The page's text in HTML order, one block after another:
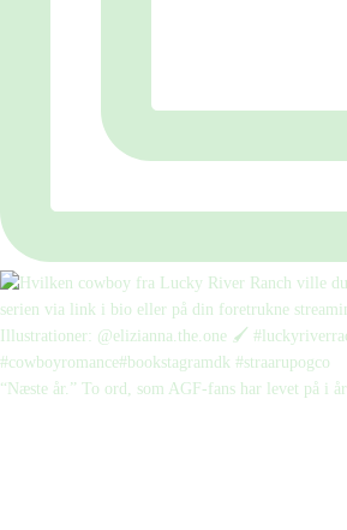
“Næste år.” To ord, som AGF-fans har levet på i år